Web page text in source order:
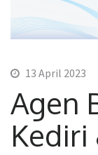
13 April 2023
Agen
Kediri